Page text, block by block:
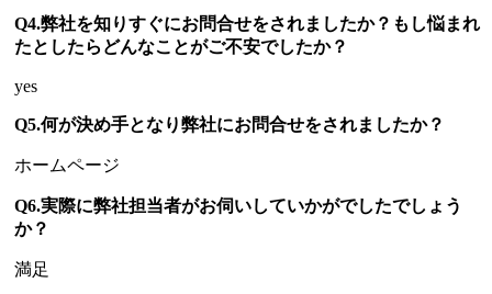
Q4.弊社を知りすぐにお問合せをされましたか？もし悩まれ
たとしたらどんなことがご不安でしたか？
yes
Q5.何が決め手となり弊社にお問合せをされましたか？
ホームページ
Q6.実際に弊社担当者がお伺いしていかがでしたでしょう
か？
満足